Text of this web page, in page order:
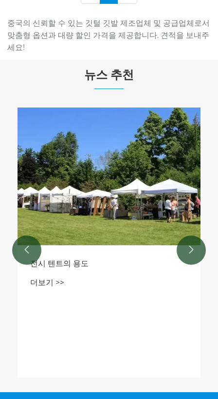
중국의 신뢰할 수 있는 깃털 깃발 제조업체 및 공급업체로서
맞춤형 옵션과 대량 할인 가격을 제공합니다. 견적을 보내주
세요!
뉴스 추천
전시 텐트의 용도
더보기 >>
 